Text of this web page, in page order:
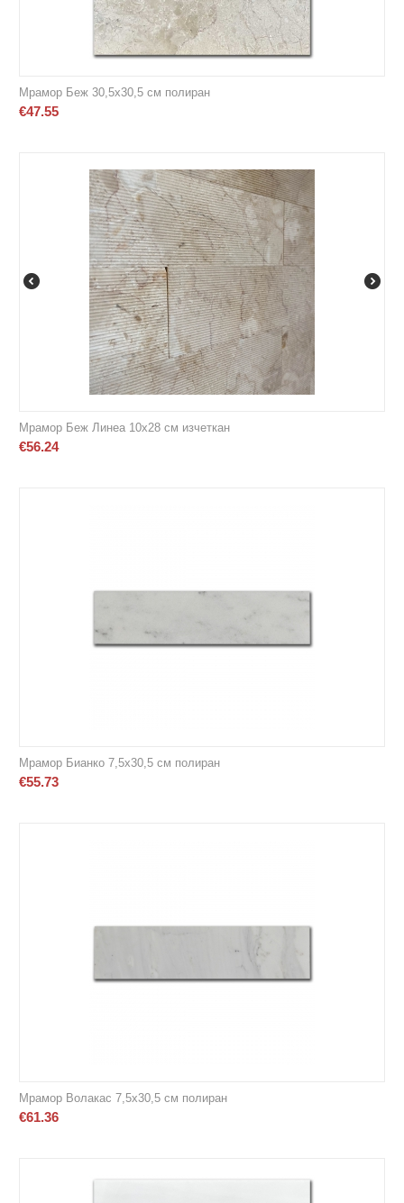
Мрамор Беж 30,5х30,5 см полиран
€47.55
Мрамор Беж Линеа 10х28 см изчеткан
€56.24
Мрамор Бианко 7,5х30,5 см полиран
€55.73
Мрамор Волакас 7,5х30,5 см полиран
€61.36